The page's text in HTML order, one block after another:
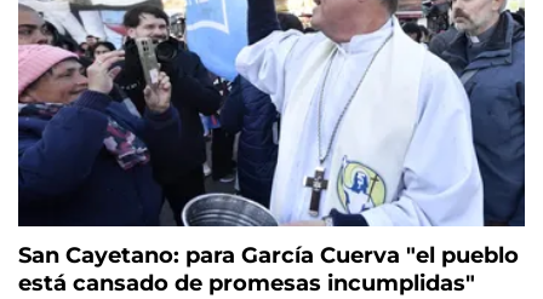
San Cayetano: para García Cuerva "el pueblo
está cansado de promesas incumplidas"